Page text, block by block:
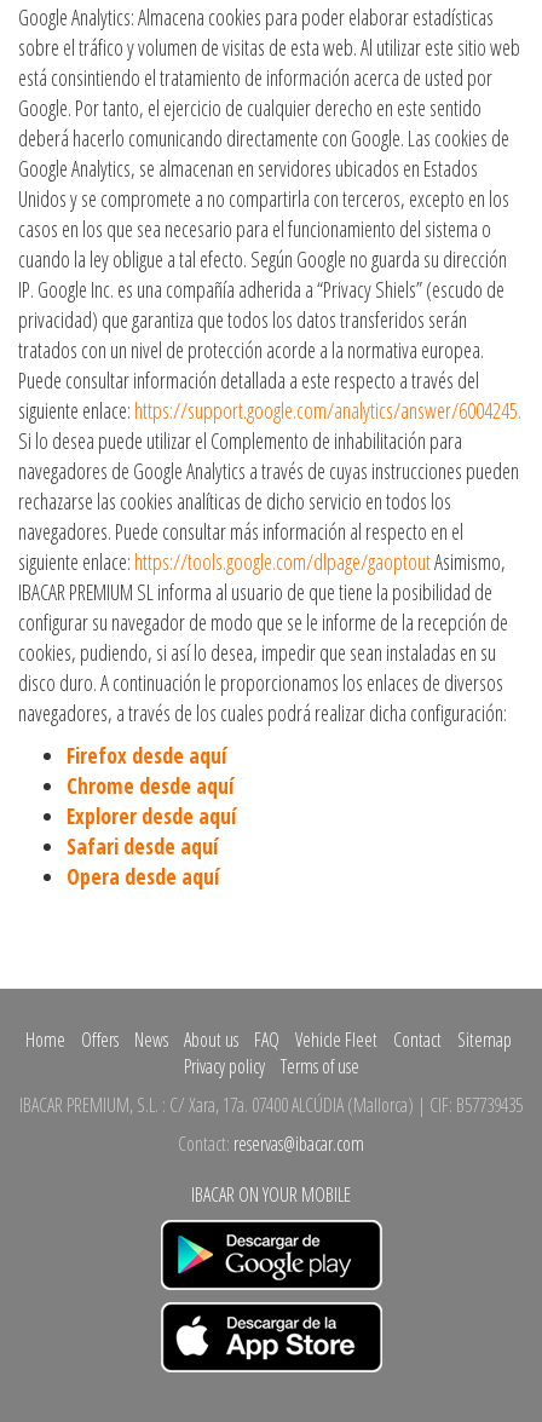
Google Analytics: Almacena cookies para poder elaborar estadísticas
sobre el tráfico y volumen de visitas de esta web. Al utilizar este sitio web
está consintiendo el tratamiento de información acerca de usted por
Google. Por tanto, el ejercicio de cualquier derecho en este sentido
deberá hacerlo comunicando directamente con Google. Las cookies de
Google Analytics, se almacenan en servidores ubicados en Estados
Unidos y se compromete a no compartirla con terceros, excepto en los
casos en los que sea necesario para el funcionamiento del sistema o
cuando la ley obligue a tal efecto. Según Google no guarda su dirección
IP. Google Inc. es una compañía adherida a “Privacy Shiels” (escudo de
privacidad) que garantiza que todos los datos transferidos serán
tratados con un nivel de protección acorde a la normativa europea.
Puede consultar información detallada a este respecto a través del
siguiente enlace: https://support.google.com/analytics/answer/6004245.
Si lo desea puede utilizar el Complemento de inhabilitación para
navegadores de Google Analytics a través de cuyas instrucciones pueden
rechazarse las cookies analíticas de dicho servicio en todos los
navegadores. Puede consultar más información al respecto en el
siguiente enlace: https://tools.google.com/dlpage/gaoptoutAsimismo,
IBACAR PREMIUM SL informa al usuario de que tiene la posibilidad de
configurar su navegador de modo que se le informe de la recepción de
cookies, pudiendo, si así lo desea, impedir que sean instaladas en su
disco duro. A continuación le proporcionamos los enlaces de diversos
navegadores, a través de los cuales podrá realizar dicha configuración:
Firefox desde aquí
Chrome desde aquí
Explorer desde aquí
Safari desde aquí
Opera desde aquí
Home Offers News About us FAQ Vehicle Fleet Contact
Sitemap
Privacy policy
Terms of use
IBACAR PREMIUM, S.L. : C/ Xara, 17a. 07400 ALCÚDIA(Mallorca) | CIF: B57739435
Contact: reservas@ibacar.com
IBACAR ON YOUR MOBILE